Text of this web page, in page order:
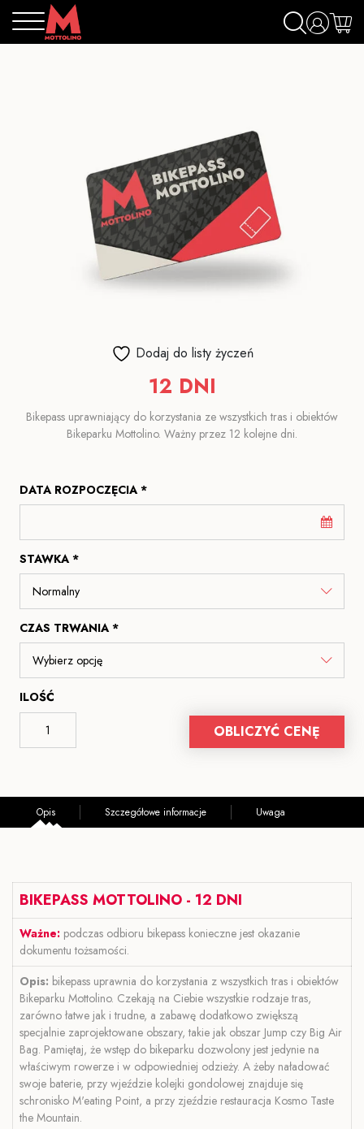
Dodaj do listy życzeń
12 DNI
Bikepass uprawniający do korzystania ze wszystkich tras i obiektów
Bikeparku Mottolino. Ważny przez 12 kolejne dni.
DATA ROZPOCZĘCIA *
STAWKA *
CZAS TRWANIA *
ILOŚĆ
OBLICZYĆ CENĘ
Opis Szczegółowe informacje Uwaga
BIKEPASS MOTTOLINO - 12 DNI
Ważne: podczas odbioru bikepass konieczne jest okazanie
dokumentu tożsamości.
Opis: bikepass uprawnia do korzystania z wszystkich tras i obiektów
Bikeparku Mottolino. Czekają na Ciebie wszystkie rodzaje tras,
zarówno łatwe jak i trudne, a zabawę dodatkowo zwiększą
specjalnie zaprojektowane obszary, takie jak obszar Jump czy Big Air
Bag. Pamiętaj, że wstęp do bikeparku dozwolony jest jedynie na
właściwym rowerze i w odpowiedniej odzieży. A żeby naładować
swoje baterie, przy wjeździe kolejki gondolowej znajduje się
schronisko M'eating Point, a przy zjeździe restauracja Kosmo Taste
the Mountain.